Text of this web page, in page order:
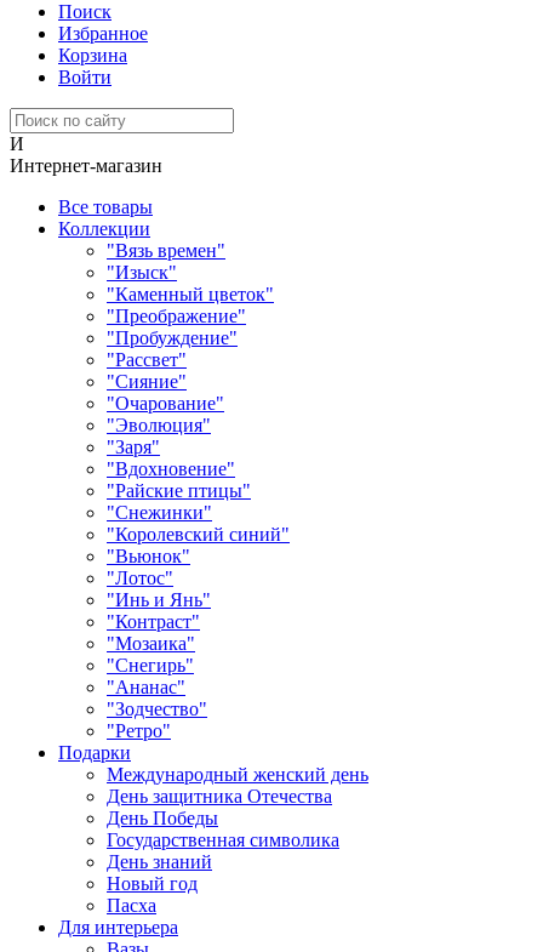
Поиск
Избранное
Корзина
Войти
И
Интернет-магазин
Все товары
Коллекции
"Вязь времен"
"Изыск"
"Каменный цветок"
"Преображение"
"Пробуждение"
"Рассвет"
"Сияние"
"Очарование"
"Эволюция"
"Заря"
"Вдохновение"
"Райские птицы"
"Снежинки"
"Королевский синий"
"Вьюнок"
"Лотос"
"Инь и Янь"
"Контраст"
"Мозаика"
"Снегирь"
"Ананас"
"Зодчество"
"Ретро"
Подарки
Международный женский день
День защитника Отечества
День Победы
Государственная символика
День знаний
Новый год
Пасха
Для интерьера